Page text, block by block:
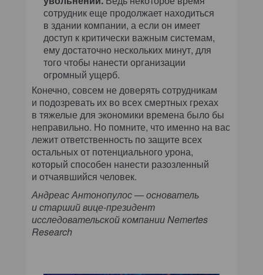
сотрудник еще продолжает находиться
в здании компании, а если он имеет
доступ к критически важным системам,
ему достаточно нескольких минут, для
того чтобы нанести организации
огромный ущерб.
Конечно, совсем не доверять сотрудникам
и подозревать их во всех смертных грехах
в тяжелые для экономики времена было бы
неправильно. Но помните, что именно на вас
лежит ответственность по защите всех
остальных от потенциального урона,
который способен нанести разозленный
и отчаявшийся человек.
Андреас Антонопулос — основатель
и старший вице-президент
исследовательской компании Nemertes
Research